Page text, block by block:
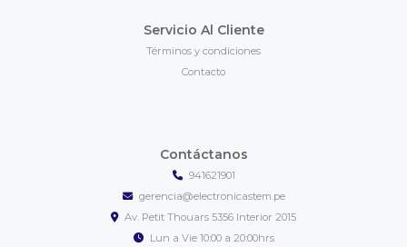
Servicio Al Cliente
Términos y condiciones
Contacto
Contáctanos
941621901
gerencia@electronicastem.pe
Av. Petit Thouars 5356 Interior 2015
Lun a Vie 10:00 a 20:00hrs